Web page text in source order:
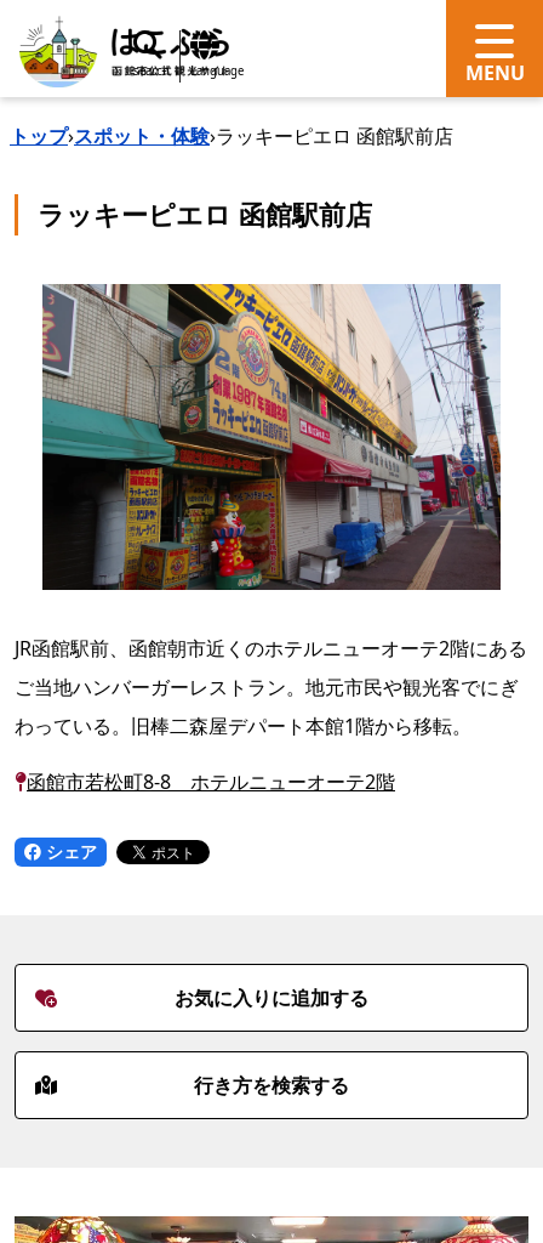
search Language
トップ›スポット・体験›ラッキーピエロ 函館駅前店
ラッキーピエロ 函館駅前店
JR函館駅前、函館朝市近くのホテルニューオーテ2階にある
ご当地ハンバーガーレストラン。地元市民や観光客でにぎ
わっている。旧棒二森屋デパート本館1階から移転。
函館市若松町8-8 ホテルニューオーテ2階
シェア
お気に入りに追加する
行き方を検索する